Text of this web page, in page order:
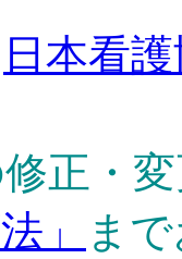
日本看
正・
」
ま